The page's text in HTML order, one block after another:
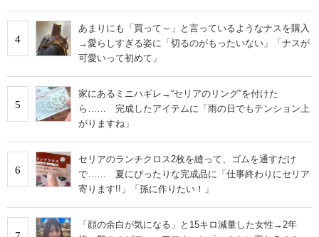
4
あまりにも「買って～」と言っているようなナスを購入
→愛らしすぎる姿に「切るのがもったいない」「ナスが
可愛いって初めて」
5
家にあるミニハギレ→“セリアのリング”を付けた
ら…… 完成したアイテムに「雨の日でもテンション上
がりますね」
6
セリアのランチクロス2枚を縫って、ゴムを通すだけ
で…… 夏にぴったりな完成品に「仕事終わりにセリア
寄ります!!」「孫に作りたい！」
「顔の余白が気になる」と15キロ減量した女性→2年